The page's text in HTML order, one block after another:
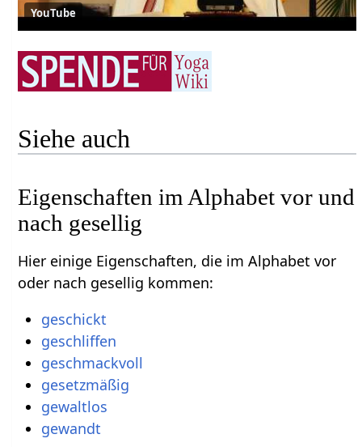
YouTube
Siehe auch
Eigenschaften im Alphabet vor und
nach gesellig
Hier einige Eigenschaften, die im Alphabet vor
oder nach gesellig kommen:
geschickt
geschliffen
geschmackvoll
gesetzmäßig
gewaltlos
gewandt